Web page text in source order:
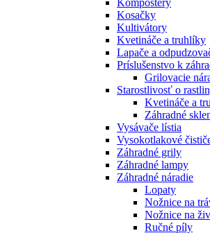
Kompostéry
Kosačky
Kultivátory
Kvetináče a truhlíky
Lapače a
Príslušenstvo k
Grilovacie
Starostlivosť o
Kvetináče a
Záhradné
Vysávače lístia
Vysokotlakové
Záhradné grily
Záhradné lampy
Záhradné náradie
Lopaty
Nožnice na
Nožnice na
Ručné píly